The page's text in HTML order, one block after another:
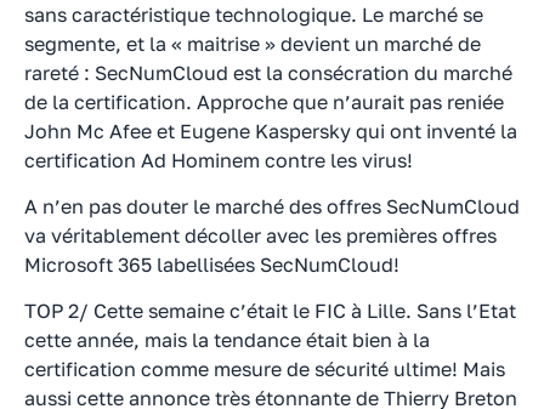
sans caractéristique technologique. Le marché se
segmente, et la « maitrise » devient un marché de
rareté : SecNumCloud est la consécration du marché
de la certification. Approche que n’aurait pas reniée
John Mc Afee et Eugene Kaspersky qui ont inventé la
certification Ad Hominem contre les virus!
A n’en pas douter le marché des offres SecNumCloud
va véritablement décoller avec les premières offres
Microsoft 365 labellisées SecNumCloud!
TOP 2/ Cette semaine c’était le FIC à Lille. Sans l’Etat
cette année, mais la tendance était bien à la
certification comme mesure de sécurité ultime! Mais
aussi cette annonce très étonnante de Thierry Breton